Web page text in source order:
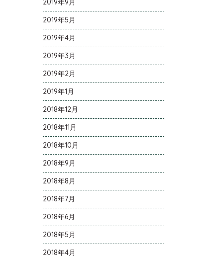
2019年9月
2019年5月
2019年4月
2019年3月
2019年2月
2019年1月
2018年12月
2018年11月
2018年10月
2018年9月
2018年8月
2018年7月
2018年6月
2018年5月
2018年4月